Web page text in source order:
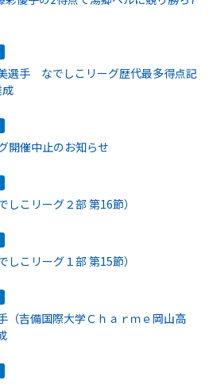
選手 なでしこリーグ歴代最多得点記
開催中止のお知らせ
こリーグ２部 第16節）
こリーグ１部 第15節）
（吉備国際大学Ｃｈａｒｍｅ岡山高